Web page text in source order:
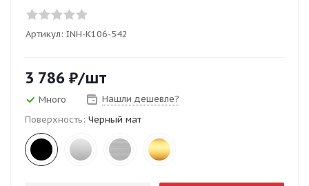
Артикул: INH-K106-542
3 786 ₽/шт
Много
Нашли дешевле?
Поверхность: Черный мат